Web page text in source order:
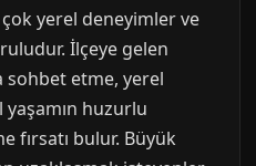
yerel deneyimler ve
İlçeye gelen
sohbet etme, yerel
yaşamın huzurlu
fırsatı bulur. Büyük